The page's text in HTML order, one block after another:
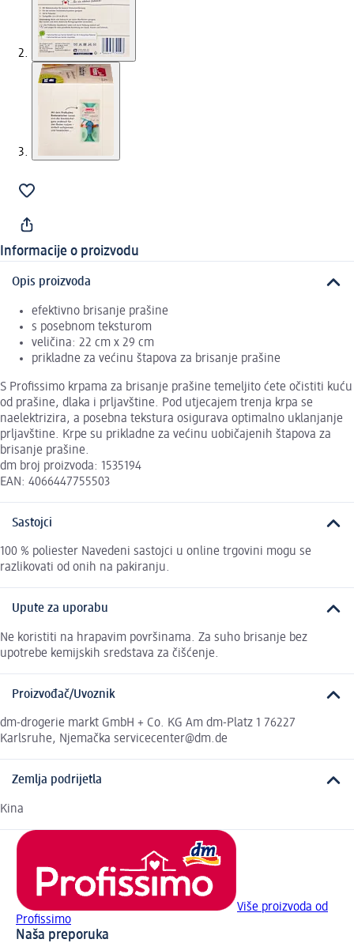
Informacije o proizvodu
Opis proizvoda
efektivno brisanje prašine
s posebnom teksturom
veličina: 22 cm x 29 cm
prikladne za većinu štapova za brisanje prašine
S Profissimo krpama za brisanje prašine temeljito ćete očistiti kuću
od prašine, dlaka i prljavštine. Pod utjecajem trenja krpa se
naelektrizira, a posebna tekstura osigurava optimalno uklanjanje
prljavštine. Krpe su prikladne za većinu uobičajenih štapova za
brisanje prašine.
dm broj proizvoda: 1535194
EAN: 4066447755503
Sastojci
100 % poliester Navedeni sastojci u online trgovini mogu se
razlikovati od onih na pakiranju.
Upute za uporabu
Ne koristiti na hrapavim površinama. Za suho brisanje bez
upotrebe kemijskih sredstava za čišćenje.
Proizvođač/Uvoznik
dm-drogerie markt GmbH + Co. KG Am dm-Platz 1 76227
Karlsruhe, Njemačka servicecenter@dm.de
Zemlja podrijetla
Kina
Više proizvoda od
Profissimo
Naša preporuka